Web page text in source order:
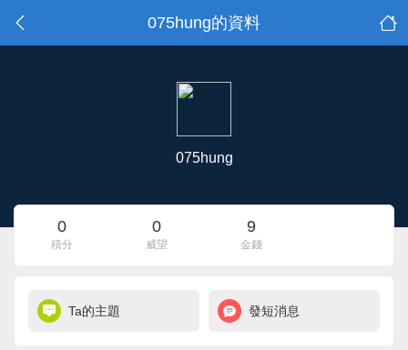
075hung的資料
075hung
0
積分
0
威望
9
金錢
Ta的主題 發短消息